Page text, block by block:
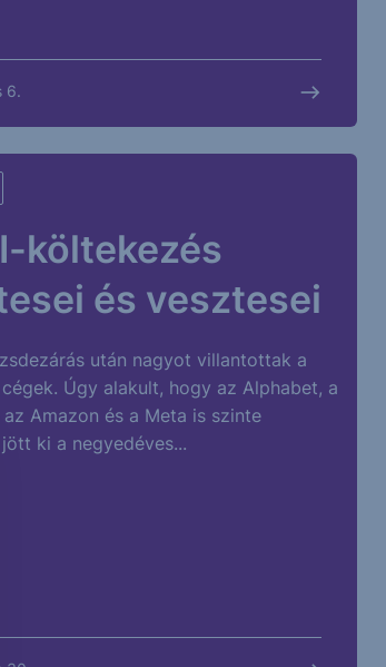
6.
költekezés
és vesztesei
után nagyot villantottak a
Úgy alakult, hogy az Alphabet, a
Amazon és a Meta is szinte
jött ki a negyedéves...